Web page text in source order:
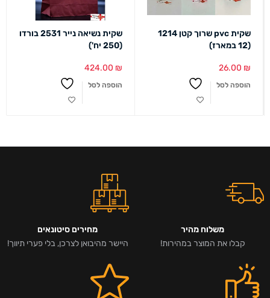
שקית pvc שרוך קטן 1214
(12 במארז)
26.00 ₪
הוספה לסל
שקית נשיאה נייר 2531 בורדו
(250 יח')
424.00 ₪
הוספה לסל
משלוח מהיר
קבלו את המוצר במהירות!
מחירים סיטונאים
היישר מהיבואן לצרכן, בלי פערי תיווך!